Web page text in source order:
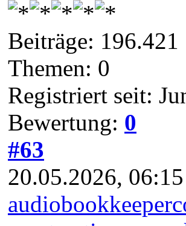
Beiträge: 196.421
Themen: 0
Registriert seit:
Bewertung: 0
#63
20.05.2026, 06:15
audiobookkeeper